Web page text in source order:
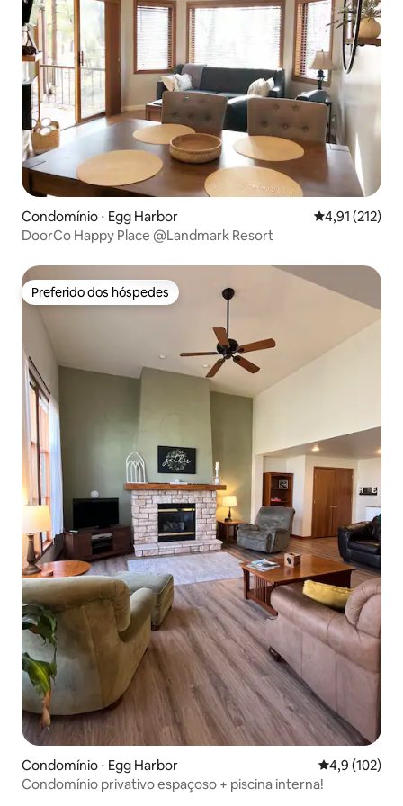
Condomínio ⋅ Egg Harbor 4,91 de uma
4,91 (212)
DoorCo Happy Place @Landmark Resort
Preferido dos hóspedes
Preferido dos hóspedes
Condomínio ⋅ Egg Harbor 4,9 de uma
4,9 (102)
Condomínio privativo espaçoso + piscina interna!